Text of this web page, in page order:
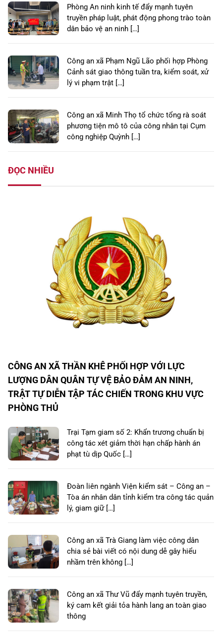
Phòng An ninh kinh tế đẩy mạnh tuyên
truyền pháp luật, phát động phong trào toàn
dân bảo vệ an ninh […]
Công an xã Phạm Ngũ Lão phối hợp Phòng
Cảnh sát giao thông tuần tra, kiểm soát, xử
lý vi phạm trật […]
Công an xã Minh Thọ tổ chức tổng rà soát
phương tiện mô tô của công nhân tại Cụm
công nghiệp Quỳnh […]
ĐỌC NHIỀU
CÔNG AN XÃ THẦN KHÊ PHỐI HỢP VỚI LỰC
LƯỢNG DÂN QUÂN TỰ VỆ BẢO ĐẢM AN NINH,
TRẬT TỰ DIỄN TẬP TÁC CHIẾN TRONG KHU VỰC
PHÒNG THỦ
Trại Tạm giam số 2: Khẩn trương chuẩn bị
công tác xét giảm thời hạn chấp hành án
phạt tù dịp Quốc […]
Đoàn liên ngành Viện kiểm sát – Công an –
Tòa án nhân dân tỉnh kiểm tra công tác quản
lý, giam giữ […]
Công an xã Trà Giang làm việc công dân
chia sẻ bài viết có nội dung dễ gây hiểu
nhầm trên không […]
Công an xã Thư Vũ đẩy mạnh tuyên truyền,
ký cam kết giải tỏa hành lang an toàn giao
thông